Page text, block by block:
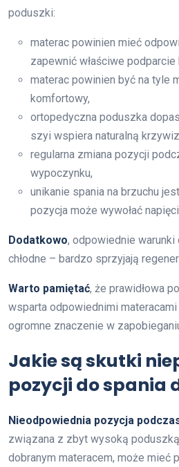
poduszki:
materac powinien mieć
zapewnić właściwe podparcie
materac powinien być na tyle
komfortowy,
ortopedyczna poduszka
szyi wspiera naturalną
regularna zmiana pozycji
wypoczynku,
unikanie spania na brzuchu
pozycja może wywołać
Dodatkowo, odpowiednie warunki
chłodne – bardzo sprzyjają
Warto pamiętać, że prawidłowa
wsparta odpowiednimi
ogromne znaczenie w
Jakie są skutki
pozycji do spania
Nieodpowiednia pozycja
związana z zbyt wysoką
dobranym materacem, może mieć